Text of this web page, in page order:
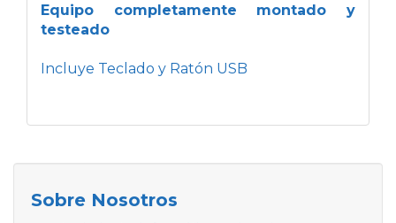
Equipo completamente montado y
testeado
Incluye Teclado y Ratón USB
Sobre Nosotros